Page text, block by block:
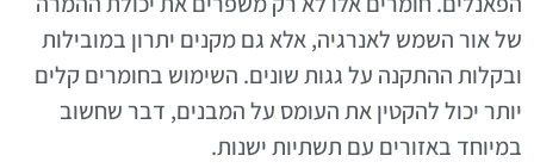
של אור השמש לאנרגיה, אלא גם מקנים יתרון במובילות
ובקלות ההתקנה על גגות שונים. השימוש בחומרים קלים
יותר יכול להקטין את העומס על המבנים, דבר שחשוב
במיוחד באזורים עם תשתיות ישנות.